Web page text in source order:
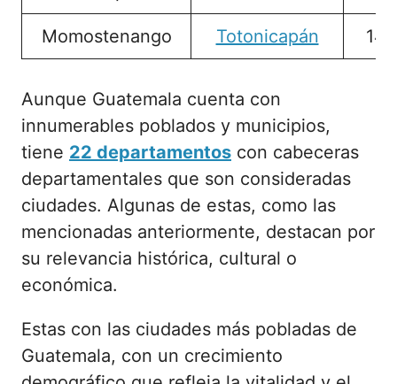
Momostenango Totonicapán
Aunque Guatemala cuenta con
innumerables poblados y municipios,
tiene 22 departamentos con cabeceras
departamentales que son consideradas
ciudades. Algunas de estas, como las
mencionadas anteriormente, destacan por
su relevancia histórica, cultural o
económica.
Estas con las ciudades más pobladas de
Guatemala, con un crecimiento